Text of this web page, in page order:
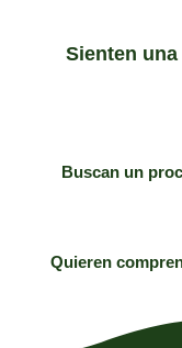
Sienten
Buscan un
Quieren